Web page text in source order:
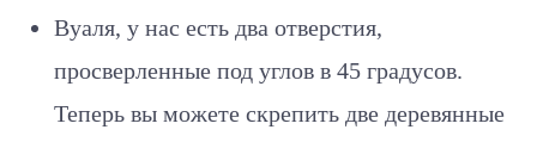
Вуаля, у нас есть два отверстия,
просверленные под углов в 45 градусов.
Теперь вы можете скрепить две деревянные